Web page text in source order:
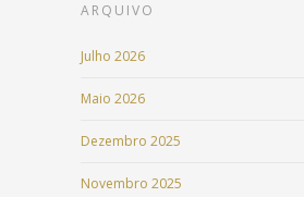
ARQUIVO
Julho 2026
Maio 2026
Dezembro 2025
Novembro 2025